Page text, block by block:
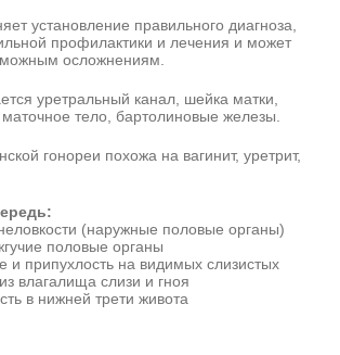
установление правильного диагноза,
профилактики и лечения и может
осложнениям.
уретральный канал, шейка матки,
тело, бартолиновые железы.
гонореи похожа на вагинит, уретрит,
(наружные половые органы)
половые органы
и припухлость на видимых слизистых
влагалища слизи и гноя
в нижней трети живота